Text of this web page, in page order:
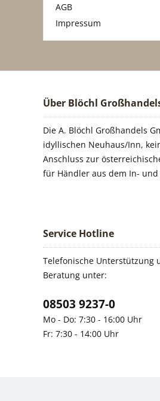
AGB
Impressum
Über Blöchl
Die A. Blöchl Großhandels
idyllischen Neuhaus/Inn,
Anschluss zur
für Händler aus dem In- und
Service Hotline
Telefonische Unterstützung
Beratung unter:
08503 9237-0
Mo - Do: 7:30 - 16:00 Uhr
Fr: 7:30 - 14:00 Uhr